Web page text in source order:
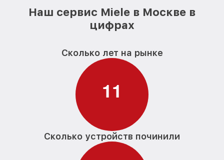
Наш сервис Miele в Москве в
цифрах
Сколько лет на рынке
11
Сколько устройств починили